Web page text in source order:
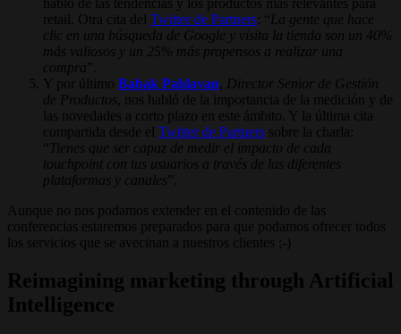
habló de las tendencias y los productos mas relevantes para
retail. Otra cita del Twitter de Partners : “ La gente que hace
clic en una búsqueda de Google y visita la tienda son un 40%
más valiosos y un 25% más propensos a realizar una
compra”.
Y por último Babak Pahlavan
Director Senior de Gestión
de Productos , nos habló de la importancia de la medición y de
las novedades a corto plazo en este ámbito. Y la última cita
compartida desde el Twitter de Partners sobre la charla:
“ Tienes que ser capaz de medir el impacto de cada
touchpoint con tus usuarios a través de las diferentes
plataformas y canales”.
Aunque no nos podamos extender en el contenido de las
conferencias estaremos preparados para que podamos ofrecer todos
los servicios que se avecinan a nuestros clientes ;-)
Reimagining marketing through Artificial
Intelligence